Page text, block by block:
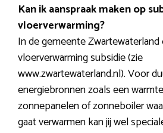
Kan ik aanspraak maken op
vloerverwarming?
In de gemeente
vloerverwarming subsidie (zie
www.zwartewaterland.nl). Voor
energiebronnen zoals een
zonnepanelen of zonneboiler
gaat verwarmen kan jij wel